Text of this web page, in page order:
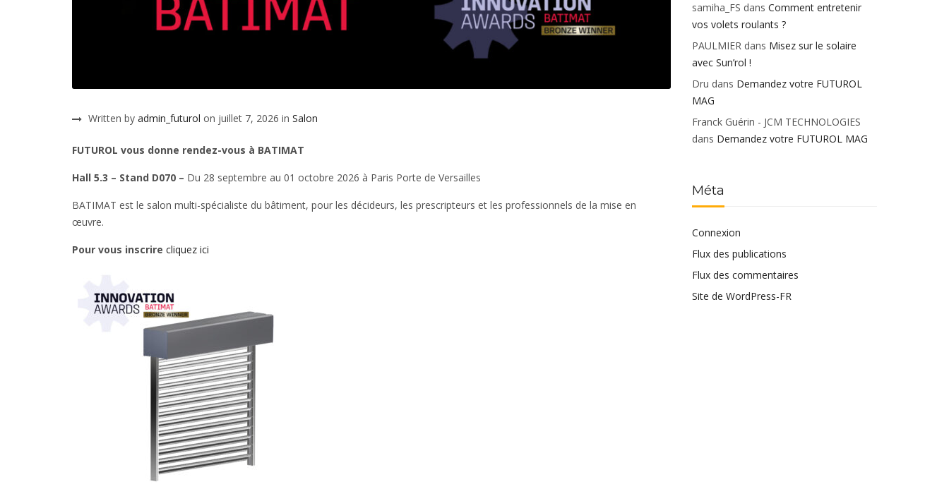
Written by admin_futurol on juillet 7, 2026 in Salon
FUTUROL vous donne rendez-vous à BATIMAT
Hall 5.3 – Stand D070 – Du 28 septembre au 01 octobre 2026 à Paris Porte de Versailles
BATIMAT est le salon multi-spécialiste du bâtiment, pour les décideurs, les prescripteurs et les professionnels de la mise en
œuvre.
Pour vous inscrire cliquez ici
samiha_FS dans Comment entretenir
vos volets roulants ?
PAULMIERdans Misez sur le solaire
avec Sun’rol !
Dru dans Demandez votre FUTUROL
MAG
Franck Guérin - JCM TECHNOLOGIES
dans Demandez votre FUTUROL MAG
Méta
Connexion
Flux des publications
Flux des commentaires
Site de WordPress-FR